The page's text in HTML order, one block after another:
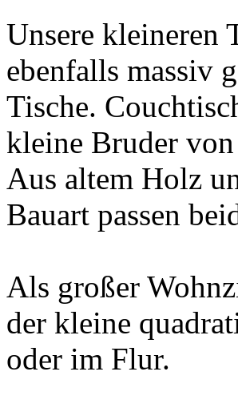
Unsere kleineren
ebenfalls massiv
Tische.
kleine Bruder von
Aus altem Holz
Bauart passen
Als großer
der kleine
oder im Flur.